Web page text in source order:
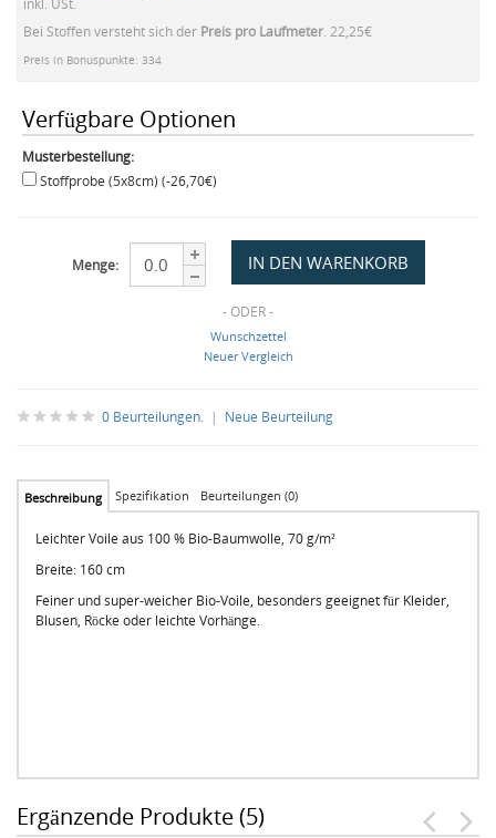
inkl. USt.
Bei Stoffen versteht sich der Preis pro Laufmeter. 22,25€
Preis in Bonuspunkte: 334
Verfügbare Optionen
Musterbestellung:
Stoffprobe (5x8cm) (-26,70€)
Menge:
- ODER -
Wunschzettel
Neuer Vergleich
0 Beurteilungen. | Neue Beurteilung
Beschreibung Spezifikation Beurteilungen (0)
Leichter Voile aus 100 % Bio-Baumwolle, 70 g/m²
Breite: 160 cm
Feiner und super-weicher Bio-Voile, besonders geeignet für Kleider,
Blusen, Röcke oder leichte Vorhänge.
Ergänzende Produkte (5)